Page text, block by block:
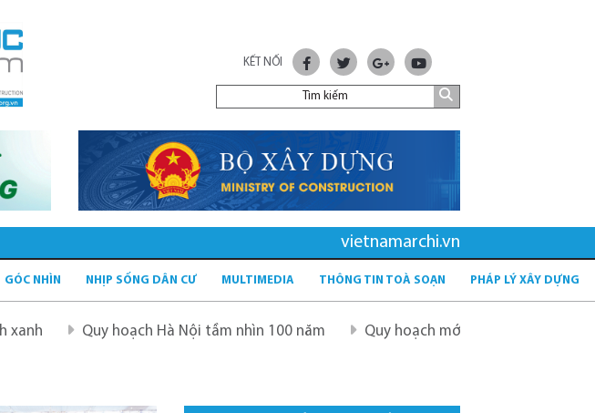
KẾT NỐI
vietnamarchi.vn
GÓC NHÌN NHỊP SỐNG DÂN CƯ MULTIMEDIA THÔNG TIN TOÀ SOẠN PHÁP LÝ XÂY DỰNG
Quy hoạch Hà Nội tầm nhìn 100 năm Quy hoạch mới sau sáp nhập tỉnh - tầm nhìn